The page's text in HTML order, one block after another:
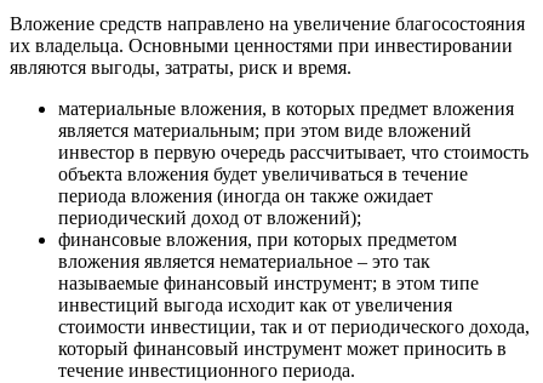
Вложение средств направлено на увеличение благосостояния
их владельца. Основными ценностями при инвестировании
являются выгоды, затраты, риск и время.
материальные вложения, в которых предмет вложения
является материальным; при этом виде вложений
инвестор в первую очередь рассчитывает, что стоимость
объекта вложения будет увеличиваться в течение
периода вложения (иногда он также ожидает
периодический доход от вложений);
финансовые вложения, при которых предметом
вложения является нематериальное – это так
называемые финансовый инструмент; в этом типе
инвестиций выгода исходит как от увеличения
стоимости инвестиции, так и от периодического дохода,
который финансовый инструмент может приносить в
течение инвестиционного периода.